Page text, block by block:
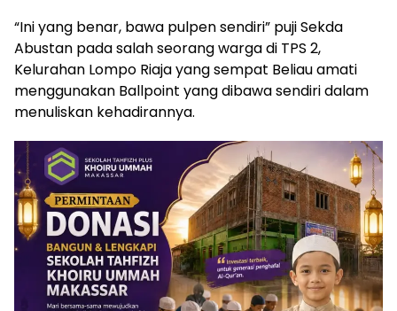
“Ini yang benar, bawa pulpen sendiri” puji Sekda
Abustan pada salah seorang warga di TPS 2,
Kelurahan Lompo Riaja yang sempat Beliau amati
menggunakan Ballpoint yang dibawa sendiri dalam
menuliskan kehadirannya.